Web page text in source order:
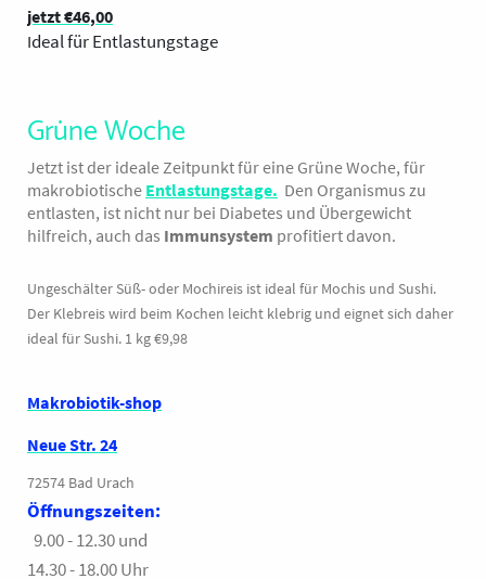
jetzt €46,00
Ideal für Entlastungstage
Grüne Woche
Jetzt ist der ideale Zeitpunkt für eine Grüne Woche, für
makrobiotische Entlastungstage. Den Organismus zu
entlasten, ist nicht nur bei Diabetes und Übergewicht
hilfreich, auch das Immunsystem profitiert davon.
Ungeschälter Süß- oder Mochireis ist ideal für Mochis und Sushi.
Der Klebreis wird beim Kochen leicht klebrig und eignet sich daher
ideal für Sushi. 1 kg €9,98
Makrobiotik-shop
Neue Str. 24
72574 Bad Urach
Öffnungszeiten:
9.00 - 12.30 und
14.30 - 18.00 Uhr